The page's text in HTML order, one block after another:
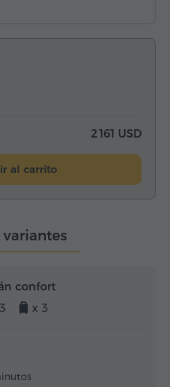
2 161 USD
al carrito
variantes
confort
x 3